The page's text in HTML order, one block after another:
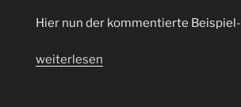
Hier nun der kommentierte
„Wie
weiterlesen